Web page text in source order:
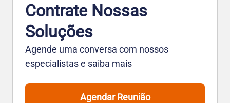
Contrate Nossas
Soluções
Agende uma conversa com nossos
especialistas e saiba mais
Agendar Reunião